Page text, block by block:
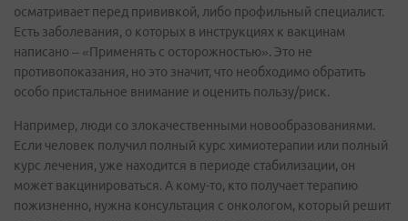
осматривает перед прививкой, либо профильный специалист.
Есть заболевания, о которых в инструкциях к вакцинам
написано – «Применять с осторожностью». Это не
противопоказания, но это значит, что необходимо обратить
особо пристальное внимание и оценить пользу/риск.
Например, люди со злокачественными новообразованиями.
Если человек получил полный курс химиотерапии или полный
курс лечения, уже находится в периоде стабилизации, он
может вакцинироваться. А кому-то, кто получает терапию
пожизненно, нужна консультация с онкологом, который решит